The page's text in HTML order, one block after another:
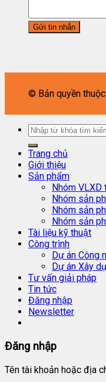
© Bản quyền
Trang chủ
Giới thiệu
Sản phẩm
Nhóm
Nhóm sản
Nhóm sản
Nhóm sản
Tài liệu kỹ thuật
Công trình
Dự án Công
Dự án Xây
Tư vấn giải pháp
Tin tức
Đăng nhập
Newsletter
Đăng nhập
Tên tài khoản hoặc địa